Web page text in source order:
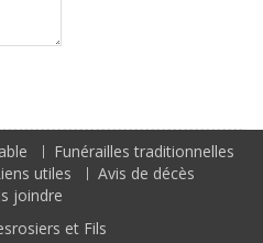
Funérailles traditionnelles
utiles
Avis de décès
joindre
et Fils